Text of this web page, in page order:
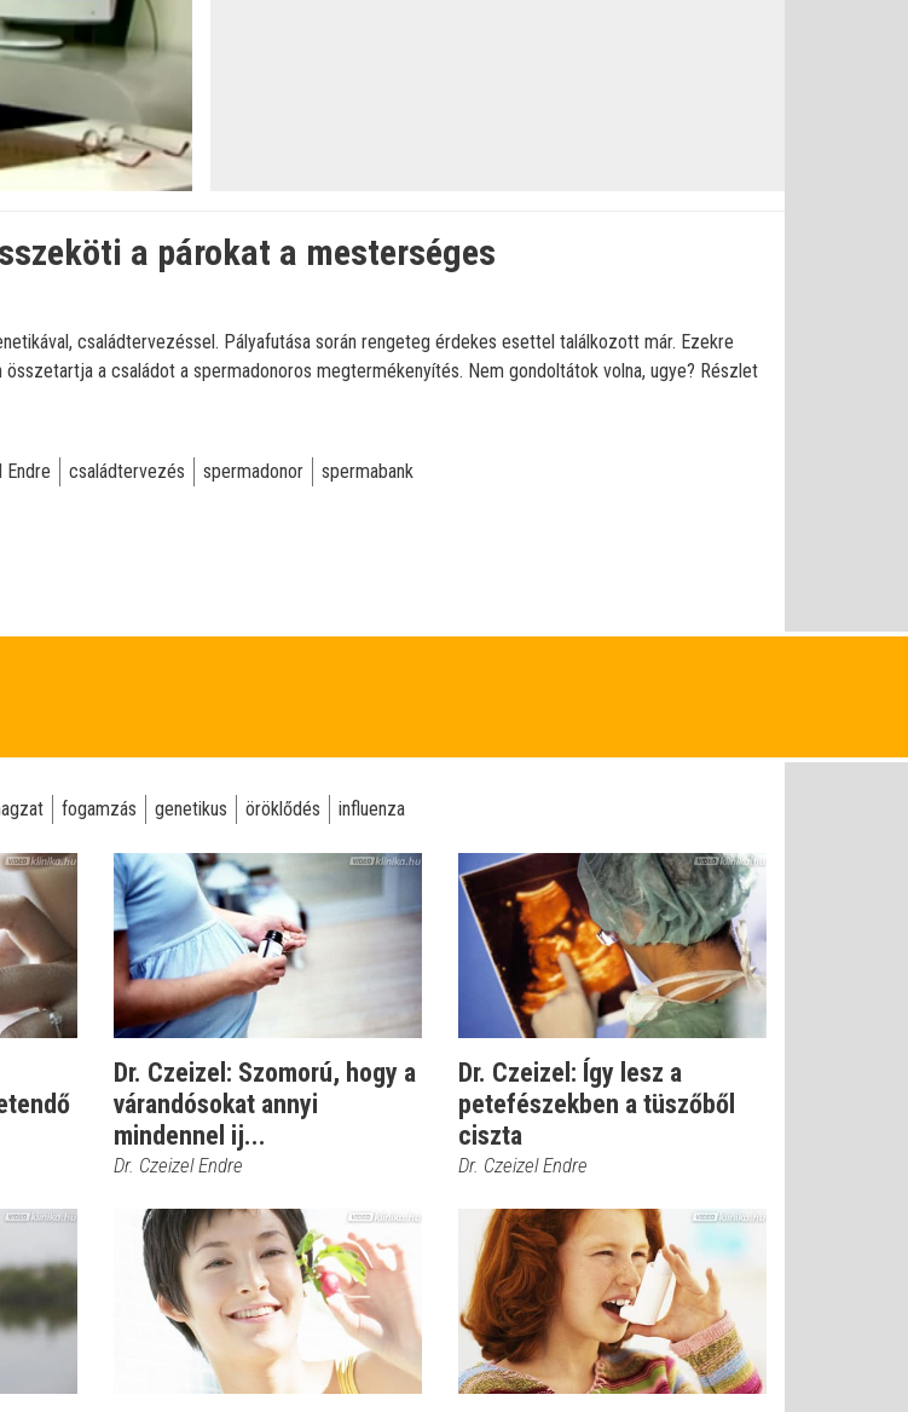
a párokat a mesterséges
családtervezéssel. Pályafutása során rengeteg érdekes esettel találkozott már. Ezekre
a családot a spermadonoros megtermékenyítés. Nem gondoltátok volna, ugye? Részlet
Endre családtervezés spermadonor spermabank
fogamzás genetikus öröklődés influenza
Dr. Czeizel: Szomorú, hogy a
várandósokat annyi
mindennel ij...
Dr. Czeizel Endre
Dr. Czeizel: Így lesz a
petefészekben a tüszőből
ciszta
Dr. Czeizel Endre